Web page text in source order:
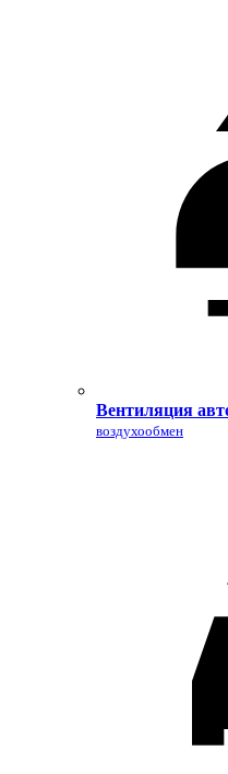
Вентиляция
воздухообмен